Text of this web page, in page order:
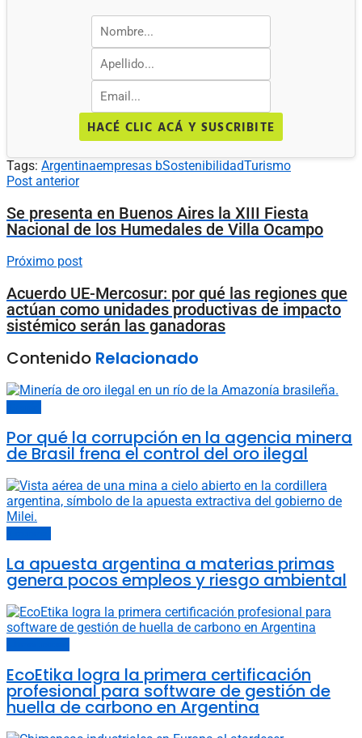
HACÉ CLIC ACÁ Y SUSCRIBITE
Tags: Argentinaempresas bSostenibilidadTurismo
Post anterior
Se presenta en Buenos Aires la XIII Fiesta
Nacional de los Humedales de Villa Ocampo
Próximo post
Acuerdo UE-Mercosur: por qué las regiones que
actúan como unidades productivas de impacto
sistémico serán las ganadoras
Contenido Relacionado
Por qué la corrupción en la agencia minera
de Brasil frena el control del oro ilegal
La apuesta argentina a materias primas
genera pocos empleos y riesgo ambiental
EcoEtika logra la primera certificación
profesional para software de gestión de
huella de carbono en Argentina